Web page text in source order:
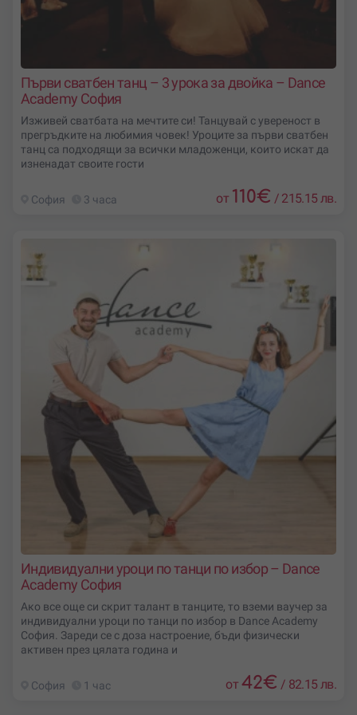
Първи сватбен танц – 3 урока за двойка – Dance
Academy София
Изживей сватбата на мечтите си! Танцувай с увереност в
прегръдките на любимия човек! Уроците за първи сватбен
танц са подходящи за всички младоженци, които искат да
изненадат своите гости
София 3 часа от 110€ / 215.15 лв.
Индивидуални уроци по танци по избор – Dance
Academy София
Ако все още си скрит талант в танците, то вземи ваучер за
индивидуални уроци по танци по избор в Dance Academy
София. Зареди се с доза настроение, бъди физически
активен през цялата година и
София 1 час от 42€ / 82.15 лв.